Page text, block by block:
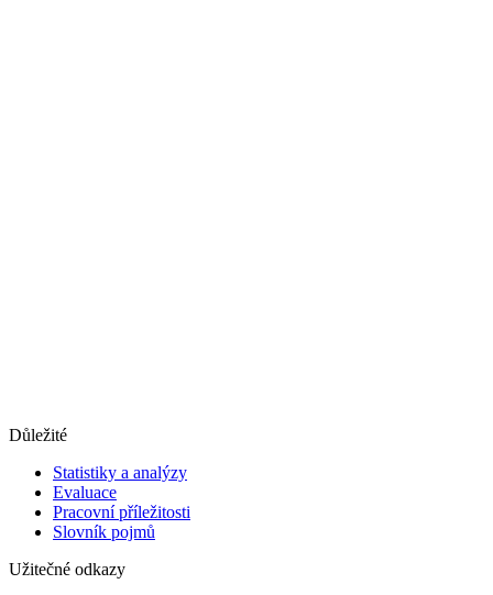
Důležité
Statistiky a analýzy
Evaluace
Pracovní příležitosti
Slovník pojmů
Užitečné odkazy